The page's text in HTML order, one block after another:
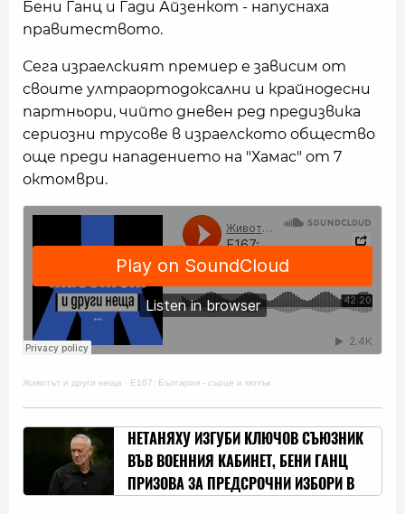
Бени Ганц и Гади Айзенкот - напуснаха
правитеството.
Сега израелският премиер е зависим от
своите ултраортодоксални и крайнодесни
партньори, чийто дневен ред предизвика
сериозни трусове в израелското общество
още преди нападението на "Хамас" от 7
октомври.
Животът и други неща · Е167: България - сърце и мозък
НЕТАНЯХУ ИЗГУБИ КЛЮЧОВ СЪЮЗНИК
ВЪВ ВОЕННИЯ КАБИНЕТ, БЕНИ ГАНЦ
ПРИЗОВА ЗА ПРЕДСРОЧНИ ИЗБОРИ В